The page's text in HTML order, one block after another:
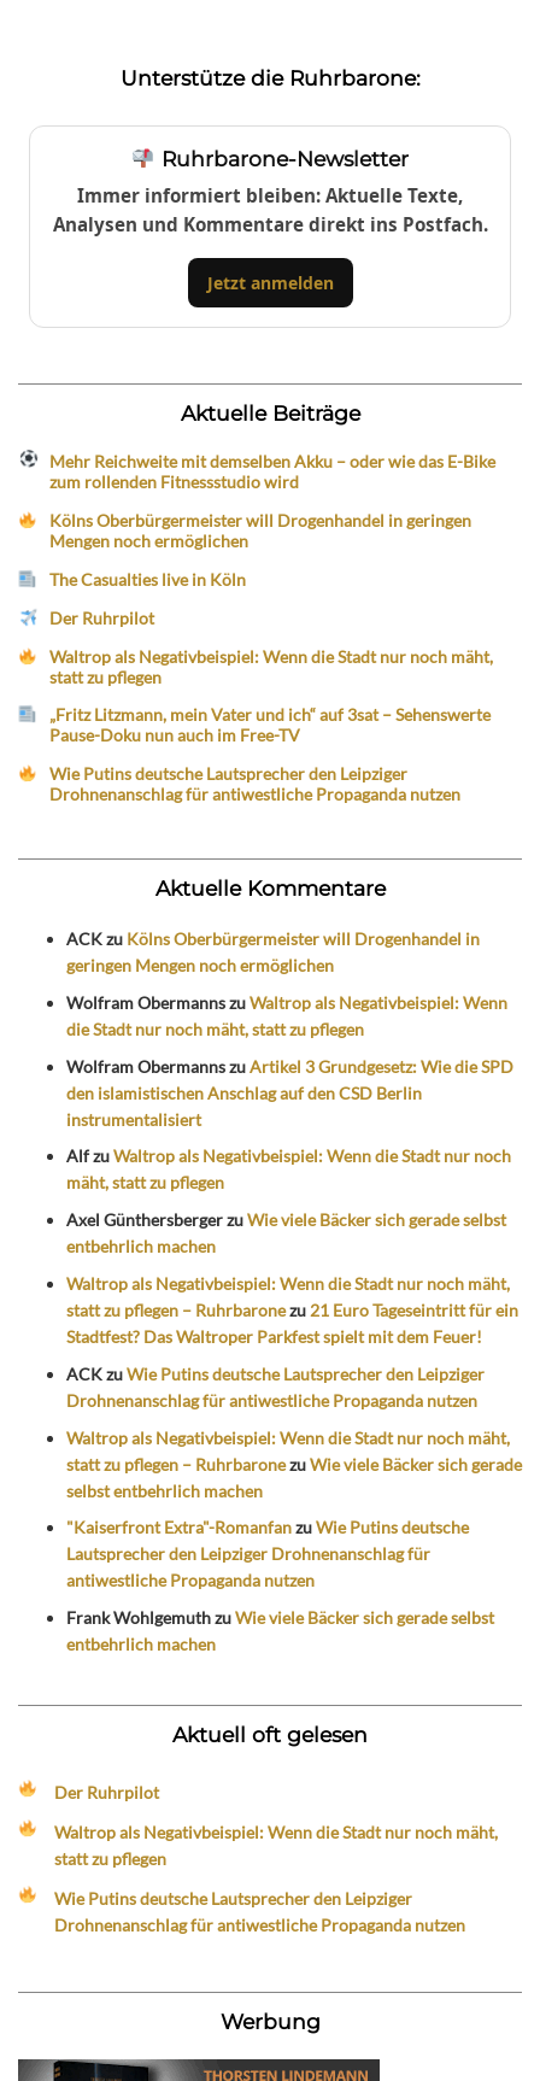
Unterstütze die Ruhrbarone:
Ruhrbarone-Newsletter
Immer informiert bleiben: Aktuelle Texte,
Analysen und Kommentare direkt ins Postfach.
Jetzt anmelden
Aktuelle Beiträge
Mehr Reichweite mit demselben Akku – oder wie das E-Bike
zum rollenden Fitnessstudio wird
Kölns Oberbürgermeister will Drogenhandel in geringen
Mengen noch ermöglichen
The Casualties live in Köln
Der Ruhrpilot
Waltrop als Negativbeispiel: Wenn die Stadt nur noch mäht,
statt zu pflegen
„Fritz Litzmann, mein Vater und ich“ auf 3sat – Sehenswerte
Pause-Doku nun auch im Free-TV
Wie Putins deutsche Lautsprecher den Leipziger
Drohnenanschlag für antiwestliche Propaganda nutzen
Aktuelle Kommentare
ACKzu Kölns Oberbürgermeister will Drogenhandel in
geringen Mengen noch ermöglichen
Wolfram ObermannszuWaltrop als Negativbeispiel: Wenn
die Stadt nur noch mäht, statt zu pflegen
Wolfram ObermannszuArtikel 3 Grundgesetz: Wie die SPD
den islamistischen Anschlag auf den CSD Berlin
instrumentalisiert
AlfzuWaltrop als Negativbeispiel: Wenn die Stadt nur noch
mäht, statt zu pflegen
Axel GünthersbergerzuWie viele Bäcker sich gerade selbst
entbehrlich machen
Waltrop als Negativbeispiel: Wenn die Stadt nur noch mäht,
statt zu pflegen – Ruhrbaronezu 21 Euro Tageseintritt für ein
Stadtfest? Das Waltroper Parkfest spielt mit dem Feuer!
ACKzuWie Putins deutsche Lautsprecher den Leipziger
Drohnenanschlag für antiwestliche Propaganda nutzen
Waltrop als Negativbeispiel: Wenn die Stadt nur noch mäht,
statt zu pflegen – RuhrbaronezuWie viele Bäcker sich gerade
selbst entbehrlich machen
"Kaiserfront Extra"-RomanfanzuWie Putins deutsche
Lautsprecher den Leipziger Drohnenanschlag für
antiwestliche Propaganda nutzen
Frank WohlgemuthzuWie viele Bäcker sich gerade selbst
entbehrlich machen
Aktuell oft gelesen
Der Ruhrpilot
Waltrop als Negativbeispiel: Wenn die Stadt nur noch mäht,
statt zu pflegen
Wie Putins deutsche Lautsprecher den Leipziger
Drohnenanschlag für antiwestliche Propaganda nutzen
Werbung